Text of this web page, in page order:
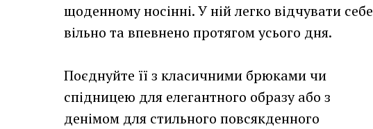
щоденному носінні. У ній легко відчувати себе
вільно та впевнено протягом усього дня.
Поєднуйте її з класичними брюками чи
спідницею для елегантного образу або з
денімом для стильного повсякденного